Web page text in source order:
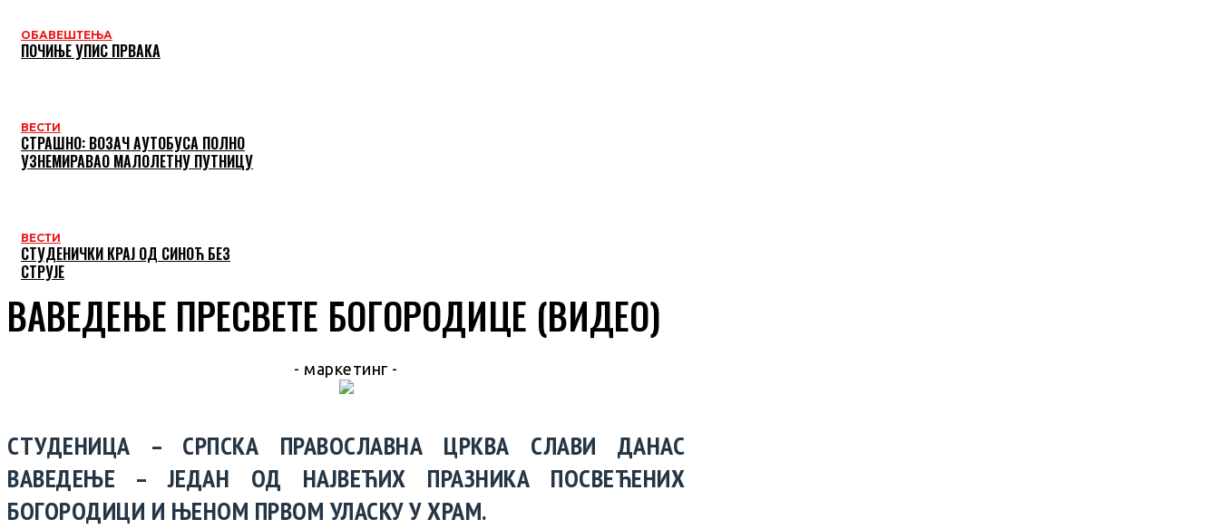
ОБАВЕШТЕЊА
ПОЧИЊЕ УПИС ПРВАКА
ВЕСТИ
СТРАШНО: ВОЗАЧ АУТОБУСА ПОЛНО
УЗНЕМИРАВАО МАЛОЛЕТНУ ПУТНИЦУ
ВЕСТИ
СТУДЕНИЧКИ КРАЈ ОД СИНОЋ БЕЗ
СТРУЈЕ
ВАВЕДЕЊЕ ПРЕСВЕТЕ БОГОРОДИЦЕ (ВИДЕО)
- маркетинг -
СТУДЕНИЦА – СРПСКА ПРАВОСЛАВНА ЦРКВА СЛАВИ ДАНАС
ВАВЕДЕЊЕ – ЈЕДАН ОД НАЈВЕЋИХ ПРАЗНИКА ПОСВЕЋЕНИХ
БОГОРОДИЦИ И ЊЕНОМ ПРВОМ УЛАСКУ У ХРАМ.